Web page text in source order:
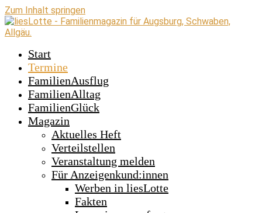
Zum Inhalt springen
Start
Termine
FamilienAusflug
FamilienAlltag
FamilienGlück
Magazin
Aktuelles Heft
Verteilstellen
Veranstaltung melden
Für Anzeigenkund:innen
Werben in liesLotte
Fakten